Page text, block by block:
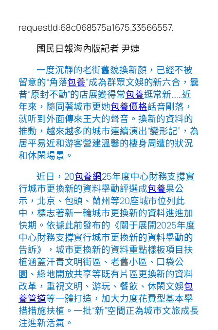
requestId:68c068575a1675.33566557.
國民日報海內版記者 尹婕
一度沉靜的老街舊貌換新顏，已經不被
留意的“角落包養”成為群眾文娛的新六合，曩
昔“原封不動”的店展變得常包養逛常新……近
年來，隨同著城市更她包養價格話音剛落，
就听到外面傳來王大的聲音。換新的資料的
推動，越來越多的城市連續演出“變形記”，為
居平易近和游客營建溫馨的棲身周遭的狀況
和休閑場景。
近日，20包養網25年度中心財務支撐實
行城市更換新的資料舉動評選成包養果公
示，北京、包頭、蘭州等20座城市位列此
中，標志著新一輪城市更換新的資料進進加
快期。依據此前發布的《關于展開2025年度
中心財務支撐實行城市更換新的資料舉動的
告訴》，城市更換新的資料重點樣板項目扶
植涵蓋汗青文明街區、老舊小區、口袋公
園、綠地開放共享等既有片區更換新的資料
改革，重視文明、游玩、餐飲、休閑文娛包
養管道等一體打造，加大力度花費型基本舉
措措施扶植。一批“新”空間正為城市文旅成長
注進新活氣。